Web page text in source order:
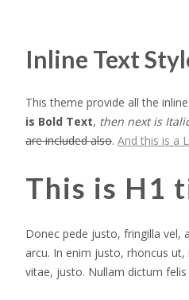
Inline Text
This theme provide all the
is Bold Text, then next is
are included also. And this is a
This is H1
Donec pede justo, fringilla vel,
arcu. In enim justo, rhoncus
vitae, justo. Nullam dictum